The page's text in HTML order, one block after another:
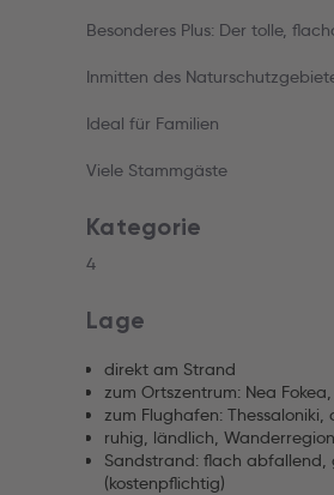
Besonderes Plus: Der tolle,
Inmitten des
Ideal für Familien
Viele Stammgäste
Kategorie
4
Lage
direkt am Strand
zum Ortszentrum: Nea
zum Flughafen: Thessaloniki,
ruhig, ländlich,
Sandstrand: flach abfallend,
(kostenpflichtig)